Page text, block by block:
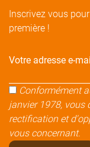
Inscrivez vous
première !
Votre adresse e-
Conformément
janvier 1978, vous
rectification et
vous concernant.